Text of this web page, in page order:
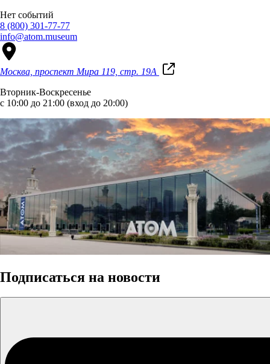
Нет событий
8 (800) 301-77-77
info@atom.museum
Москва, проспект Мира 119, стр. 19А
Вторник-Воскресенье
с 10:00 до 21:00 (вход до 20:00)
Подписаться на новости